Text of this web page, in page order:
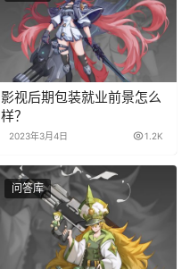
影视后期包装就业前景怎么
样？
2023年3月4日 1.2K
问答库